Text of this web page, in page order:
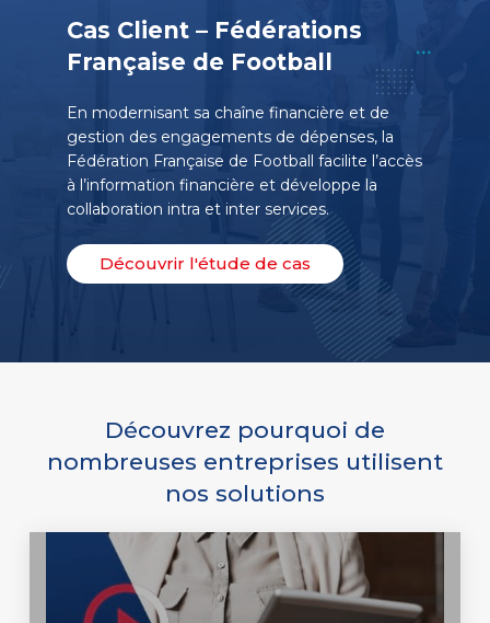
Cas Client – Fédérations
Française de Football
En modernisant sa chaîne financière et de
gestion des engagements de dépenses, la
Fédération Française de Football facilite l’accès
à l’information financière et développe la
collaboration intra et inter services.
Découvrir l'étude de cas
Découvrez pourquoi de
nombreuses entreprises utilisent
nos solutions